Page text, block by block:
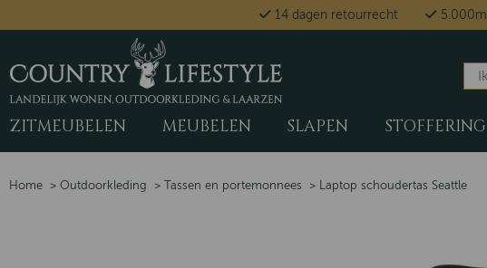
14 dagen retourrecht 5.000m
ZITMEUBELEN MEUBELEN SLAPEN STOFFERING
Home > Outdoorkleding > Tassen en portemonnees > Laptop schoudertas Seattle